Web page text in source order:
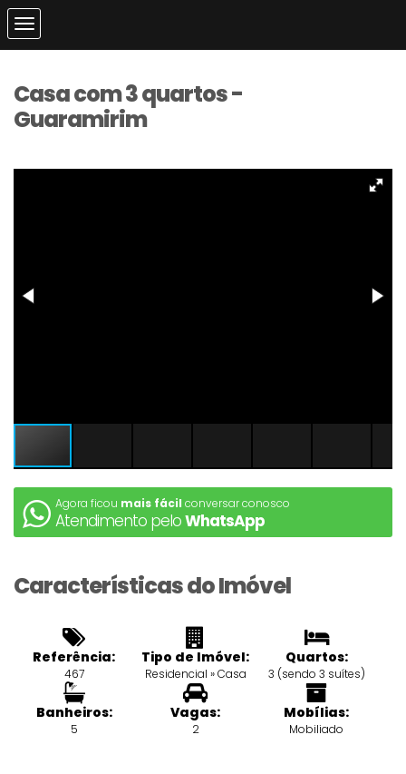
Casa com 3 quartos -
Guaramirim
Agora ficou mais fácil conversar conosco
Atendimento peloWhatsApp
Características do Imóvel
Referência:
467
Tipo de Imóvel:
Residencial »Casa
Quartos:
3 (sendo 3 suítes)
Banheiros:
5
Vagas:
2
Mobílias:
Mobiliado